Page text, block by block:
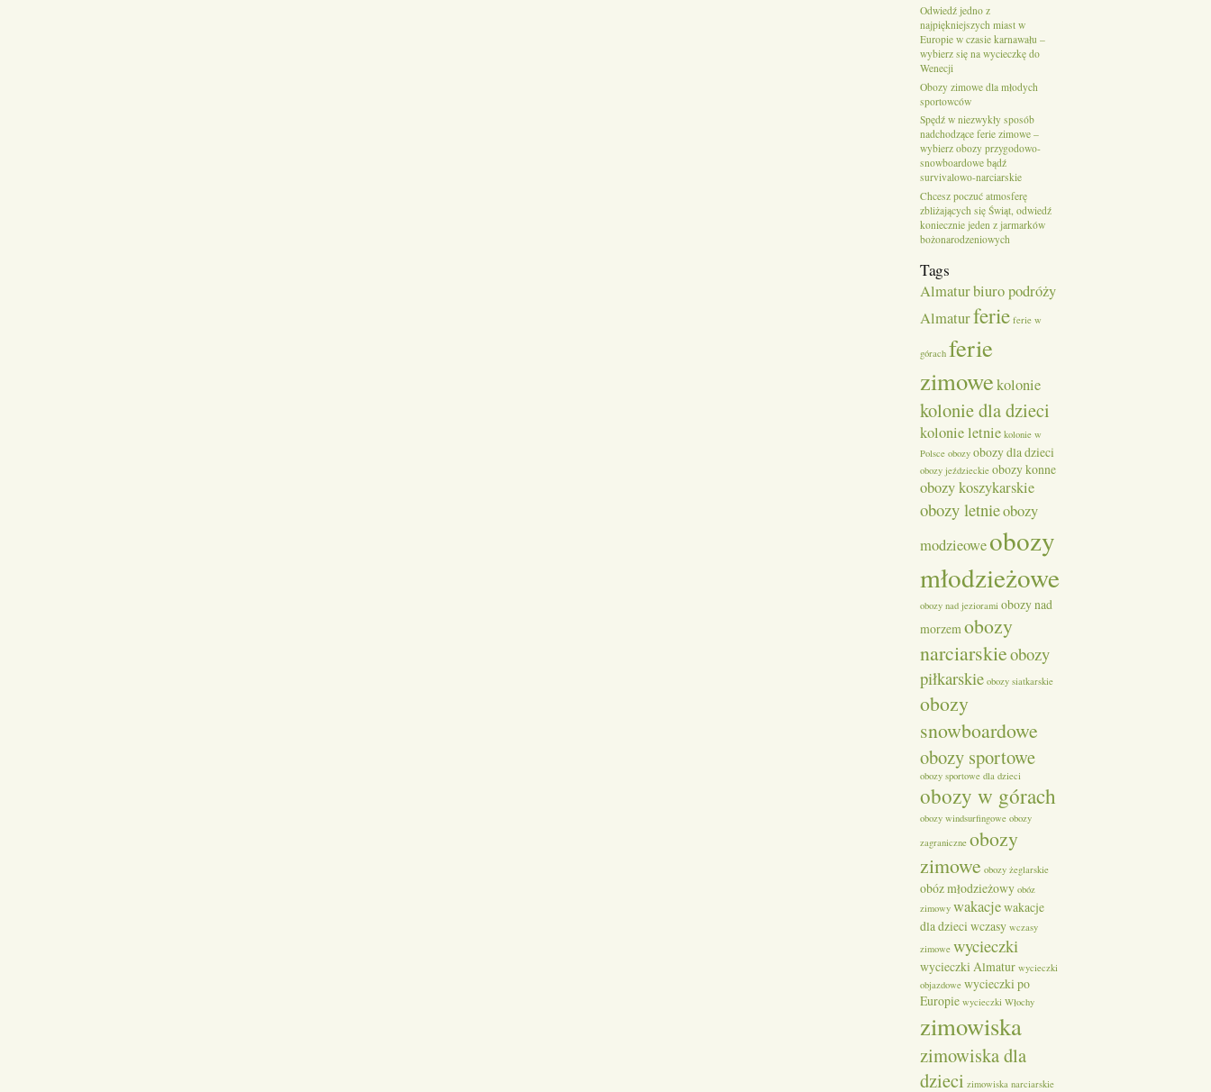
Odwiedź jedno z
najpiękniejszych miast w
Europie w czasie karnawału –
wybierz się na wycieczkę do
Wenecji
Obozy zimowe dla młodych
sportowców
Spędź w niezwykły sposób
nadchodzące ferie zimowe –
wybierz obozy przygodowo-
snowboardowe bądź
survivalowo-narciarskie
Chcesz poczuć atmosferę
zbliżających się Świąt, odwiedź
koniecznie jeden z jarmarków
bożonarodzeniowych
Tags
Almaturbiuro podróży
Almaturferie ferie w
górach ferie
zimowekolonie
kolonie dla dzieci
kolonie letnie kolonie w
Polsce obozy obozy dla dzieci
obozy jeździeckie obozy konne
obozy koszykarskie
obozy letnieobozy
modzieoweobozy
młodzieżowe
obozy nad jeziorami obozy nad
morzemobozy
narciarskieobozy
piłkarskie obozy siatkarskie
obozy
snowboardowe
obozy sportowe
obozy sportowe dla dzieci
obozy w górach
obozy windsurfingowe obozy
zagraniczne obozy
zimowe obozy żeglarskie
obóz młodzieżowy obóz
zimowy wakacjewakacje
dla dzieci wczasy wczasy
zimowe wycieczki
wycieczki Almatur wycieczki
objazdowe wycieczki po
Europie wycieczki Włochy
zimowiska
zimowiska dla
dzieci zimowiska narciarskie